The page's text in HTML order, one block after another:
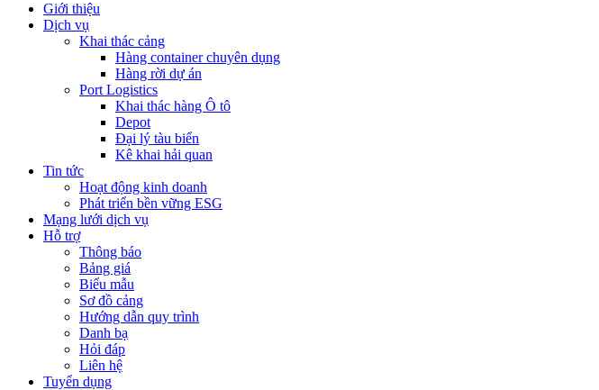
Giới thiệu
Dịch vụ
Khai thác cảng
Hàng container chuyên dụng
Hàng rời dự án
Port Logistics
Khai thác hàng Ô tô
Depot
Đại lý tàu biển
Kê khai hải quan
Tin tức
Hoạt động kinh doanh
Phát triển bền vững ESG
Mạng lưới dịch vụ
Hỗ trợ
Thông báo
Bảng giá
Biểu mẫu
Sơ đồ cảng
Hướng dẫn quy trình
Danh bạ
Hỏi đáp
Liên hệ
Tuyển dụng